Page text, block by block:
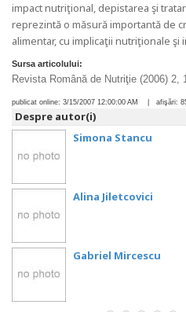
impact nutriţional, depistarea şi
reprezintă o măsură importantă de
alimentar, cu implicaţii nutriţionale
Sursa articolului:
Revista Română de Nutriţie (2006) 2,
publicat online: 3/15/2007 12:00:00 AM | afişări:
Despre autor(i)
Simona Stancu
Alina Jiletcovici
Gabriel Mircescu